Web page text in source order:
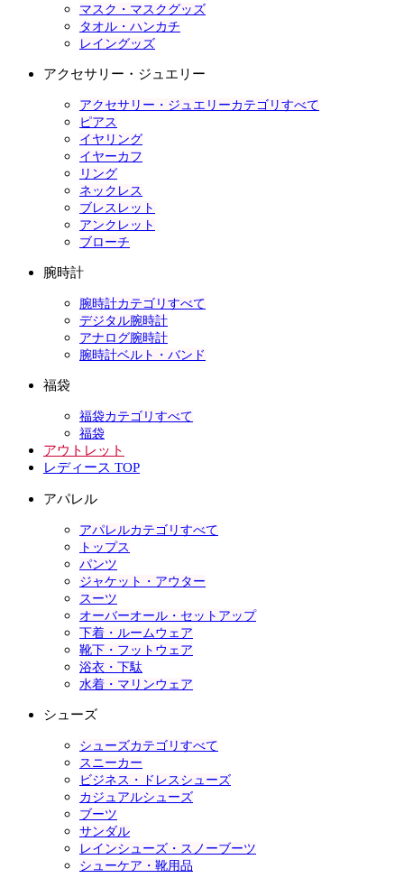
マスク・マスクグッズ
タオル・ハンカチ
レイングッズ
アクセサリー・ジュエリー
アクセサリー・ジュエリーカテゴリすべて
ピアス
イヤリング
イヤーカフ
リング
ネックレス
ブレスレット
アンクレット
ブローチ
腕時計
腕時計カテゴリすべて
デジタル腕時計
アナログ腕時計
腕時計ベルト・バンド
福袋
福袋カテゴリすべて
福袋
アウトレット
レディース TOP
アパレル
アパレルカテゴリすべて
トップス
パンツ
ジャケット・アウター
スーツ
オーバーオール・セットアップ
下着・ルームウェア
靴下・フットウェア
浴衣・下駄
水着・マリンウェア
シューズ
シューズカテゴリすべて
スニーカー
ビジネス・ドレスシューズ
カジュアルシューズ
ブーツ
サンダル
レインシューズ・スノーブーツ
シューケア・靴用品